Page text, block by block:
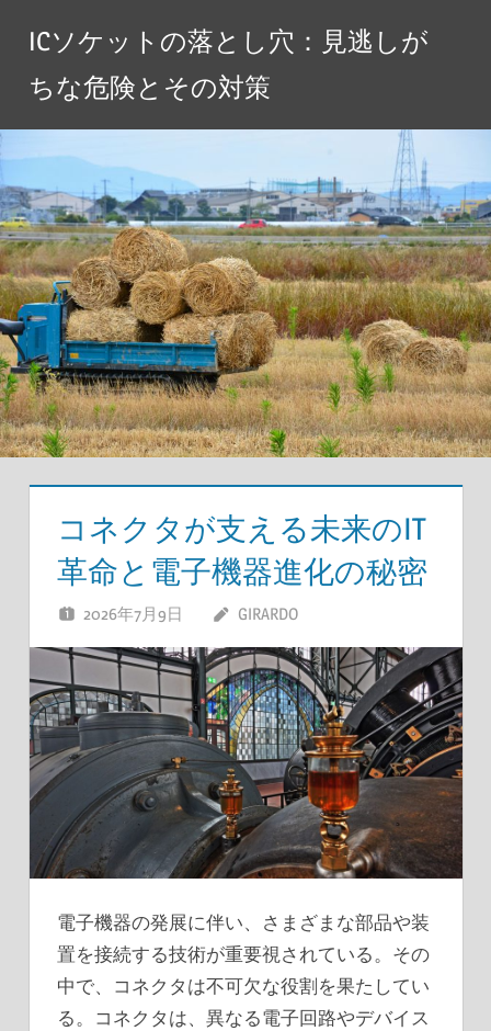
ツ
ス
キ
ッ
プ
ICソケットの落とし穴：見逃しが
ちな危険とその対策
コネクタが支える未来のIT
革命と電子機器進化の秘密
2026年7月9日 GIRARDO
電子機器の発展に伴い、さまざまな部品や装
置を接続する技術が重要視されている。 その
中で、コネクタは不可欠な役割を果たしてい
る。コネクタは、異なる電子回路やデバイス